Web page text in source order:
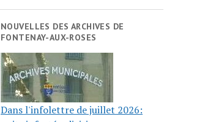
NOUVELLES DES ARCHIVES DE
FONTENAY-AUX-ROSES
Dans l'infolettre de juillet 2026: